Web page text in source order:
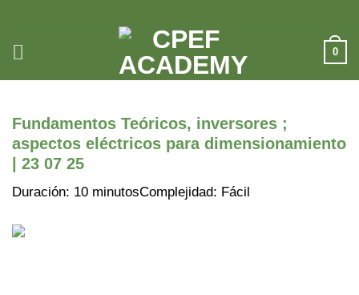
contenido
0
Fundamentos Teóricos, inversores ;
aspectos eléctricos para dimensionamiento
| 23 07 25
Duración: 10 minutosComplejidad: Fácil